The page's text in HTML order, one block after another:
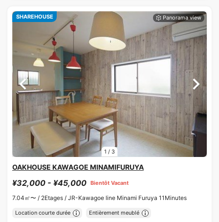
1 / 3
SHAREHOUSE
OAKHOUSE KAWAGOE MINAMIFURUYA
¥32,000 - ¥45,000 Bientôt Vacant
7.04㎡〜 / 2Etages / JR-Kawagoe line Minami Furuya 11Minutes
Location courte durée Entièrement meublé